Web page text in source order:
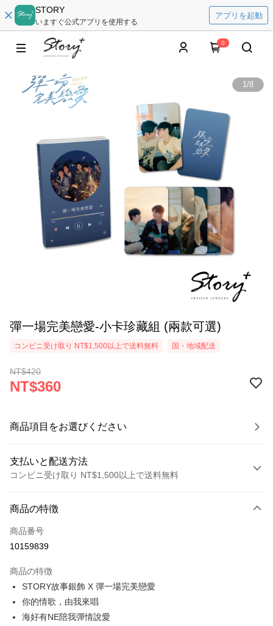
STORY
いますぐ公式アプリを使用する
アプリを起動
0
1/8
彈一場完美戀愛-小卡珍藏組 (兩款可選)
コンビニ受け取り NT$1,500以上で送料無料 国・地域配送
NT$420
NT$360
商品項目をお選びください
支払いと配送方法
コンビニ受け取り NT$1,500以上で送料無料
クレジットカード1回払い
クレジットカード分割払い
合作金庫商業銀行
華南商業銀行
彰化商業銀行
上海商業儲蓄銀行
国泰世華商業銀行
6回払い、金利0、毎回
華南商業銀行
上海商業儲蓄銀行
コンビニ店頭代金引換
LINE Pay
商品の特徴
商品番号
10159839
商品の特徴
STORY故事銀飾 X 彈一場完美戀愛
你的情歌，由我來唱
海好有NE陪我彈情說愛